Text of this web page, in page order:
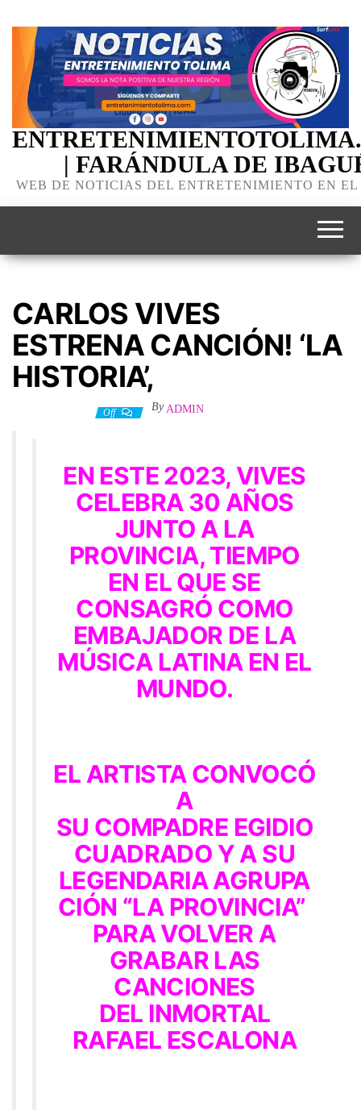
| FARÁNDULA DE
WEB DE NOTICIAS DEL ENTRETENIMIENTO EN
CARLOS VIVES
ESTRENA CANCIÓN! ‘LA
HISTORIA’,
Off By ADMIN
EN ESTE 2023, VIVES
CELEBRA 30 AÑOS
JUNTO A LA
PROVINCIA, TIEMPO
EN EL QUE SE
CONSAGRÓ COMO
EMBAJADOR DE LA
MÚSICA LATINA EN EL
MUNDO.
EL ARTISTA CONVOCÓ
A
SU COMPADRE EGIDIO
CUADRADO Y A SU
LEGENDARIA AGRUPA
CIÓN “LA PROVINCIA”
PARA VOLVER A
GRABAR LAS
CANCIONES
DEL INMORTAL
RAFAEL ESCALONA